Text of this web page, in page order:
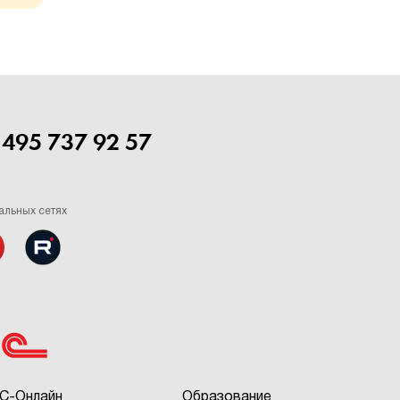
737 92 57
сетях
Онлайн Образование